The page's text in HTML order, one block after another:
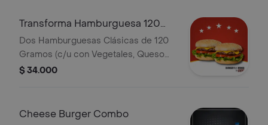
Transforma Hamburguesa 120
Grs Bw
Dos Hamburguesas Clásicas de 120
Gramos (c/u con Vegetales, Queso
Cheddar, Salsas)
$ 34.000
Cheese Burger Combo